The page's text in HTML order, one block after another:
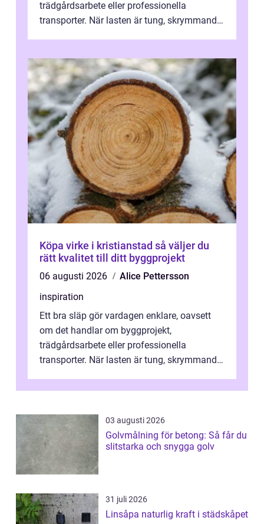
trädgårdsarbete eller professionella
transporter. När lasten är tung, skrymmande
Köpa virke i kristianstad så väljer du
rätt kvalitet till ditt byggprojekt
06 augusti 2026
Alice Pettersson
inspiration
Ett bra släp gör vardagen enklare, oavsett
om det handlar om byggprojekt,
trädgårdsarbete eller professionella
transporter. När lasten är tung, skrymmande
03 augusti 2026
Golvmålning för betong: Så får du
slitstarka och snygga golv
31 juli 2026
Linsåpa naturlig kraft i städskåpet